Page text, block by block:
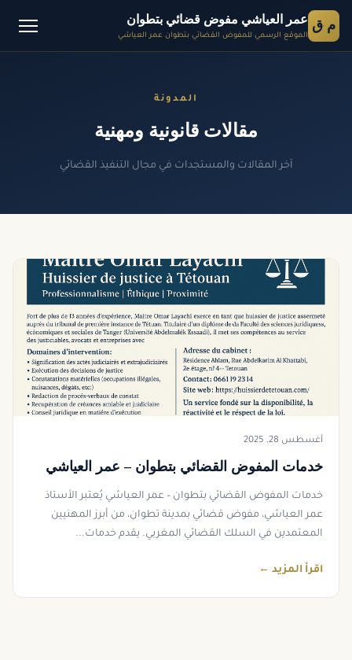
م ق عمر العياشي مفوض قضائي بتطوان
الموقع الرسمي للمفوض القضائي بتطوان عمر العياشي
المدونة
مقالات قانونية ومهنية
آخر المقالات والمستجدات في مجال التنفيذ القضائي
أغسطس 28, 2025
خدمات المفوض القضائي بتطوان – عمر العياشي
خدمات المفوض القضائي بتطوان – عمر العياشي يُعتبر الأستاذ
عمر العياشي، مفوض قضائي بمدينة تطوان، من أبرز المهنيين
المعتمدين في السلك القضائي المغربي. يقدم خدمات...
اقرأ المزيد ←